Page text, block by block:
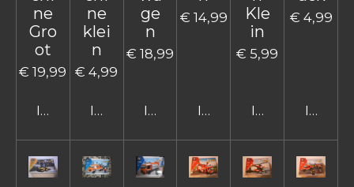
ne
Gro
ot
€ 19,99
In winkelwagen
ne
klei
n
€ 4,99
In winkelwagen
ge
n
€ 18,99
In winkelwagen
€ 14,99
In winkelwagen
Kle
in
€ 5,99
In
€ 4,99
In